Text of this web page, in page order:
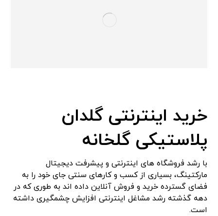
خرید اینترنتی گلدان
پلاستیکی گلخانه
با رشد فروشگاه های اینترنتی و پیشرفت دیجیتال
مارکتینگ، بسیاری از کسب و کارهای سنتی جای خود را به
فضای گسترده خرید و فروش آنلاین داده اند به طوری که در
دهه گذشته رشد مشاغل اینترنتی افزایش چشمگیری داشته
است.